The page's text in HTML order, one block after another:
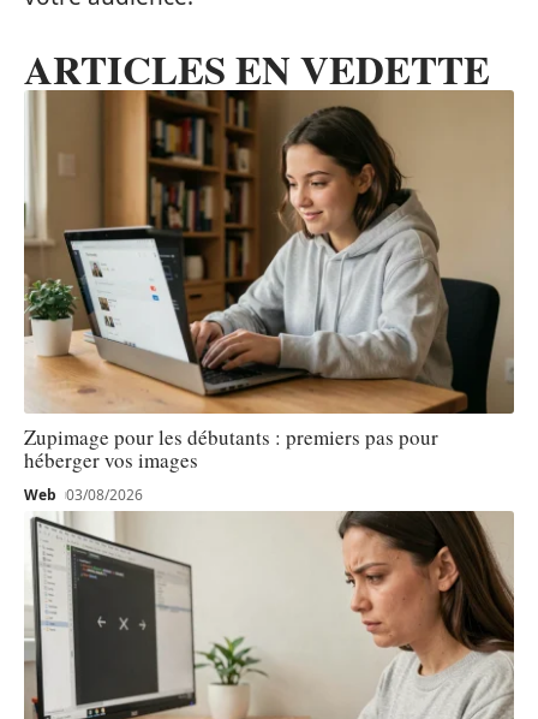
ARTICLES EN VEDETTE
Zupimage pour les débutants : premiers pas pour
héberger vos images
Web 03/08/2026